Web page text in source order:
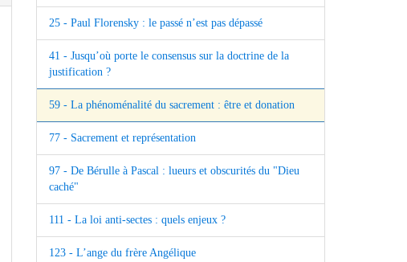
25 - Paul Florensky : le passé n’est pas dépassé
41 - Jusqu’où porte le consensus sur la doctrine de la
justification ?
59 - La phénoménalité du sacrement : être et donation
77 - Sacrement et représentation
97 - De Bérulle à Pascal : lueurs et obscurités du "Dieu
caché"
111 - La loi anti-sectes : quels enjeux ?
123 - L’ange du frère Angélique